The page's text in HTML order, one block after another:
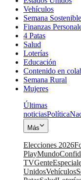
Vehículos
Semana Sostenible
Finanzas
4 Patas
Salud
Loterías
Educación
Contenido en
Semana Rural
Mujeres
Últimas
noticiasPolítica
Más
Elecciones 2026
PlayMundo
TVGente
UnidosVehículos